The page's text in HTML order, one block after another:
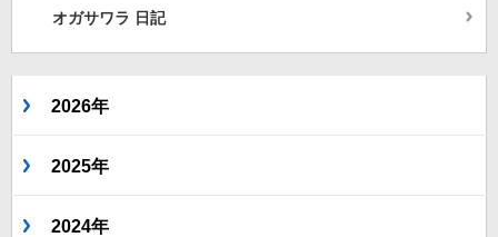
オガサワラ 日記
2026年
2025年
2024年